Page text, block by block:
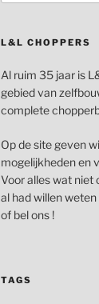
L&L CHOPPERS
Al ruim 35 jaar is
gebied van
complete
Op de site geven
mogelijkheden en
Voor alles wat niet
al had willen
of bel ons !
TAGS